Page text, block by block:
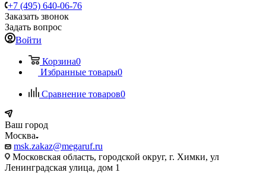
+7 (495) 640-06-76
Заказать звонок
Задать вопрос
Войти
Корзина0
Избранные товары0
Сравнение товаров0
Ваш город
Москва
msk.zakaz@megaruf.ru
Московская область, городской округ, г. Химки, ул
Ленинградская улица, дом 1